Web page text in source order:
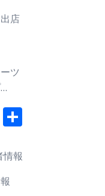
店
ツ
共